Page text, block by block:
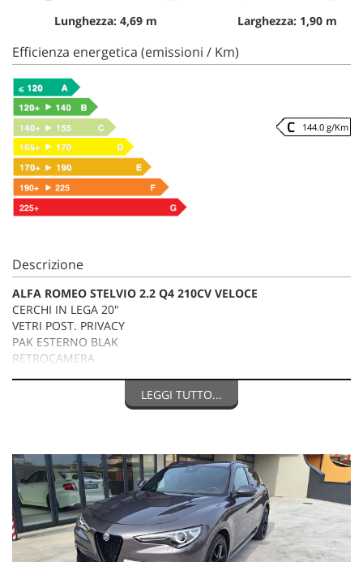
Lunghezza: 4,69 m Larghezza: 1,90 m
Efficienza energetica (emissioni / Km)
144.0 g/Km
Descrizione
ALFA ROMEO STELVIO 2.2 Q4 210CV VELOCE
CERCHI IN LEGA 20"
VETRI POST. PRIVACY
PAK ESTERNO BLAK
RETROCAMERA
SOUND HARMAN CARDON
La dotazione tecnica e gli optional potrebbero in alcuni casi
differire dall'effettivo equipaggiamento della vettura. Baggio
Auto Srl declina ogni responsabilità per eventuali involontarie
incongruenze, che non rappresentano un impegno
contrattuale.
LEGGI TUTTO...